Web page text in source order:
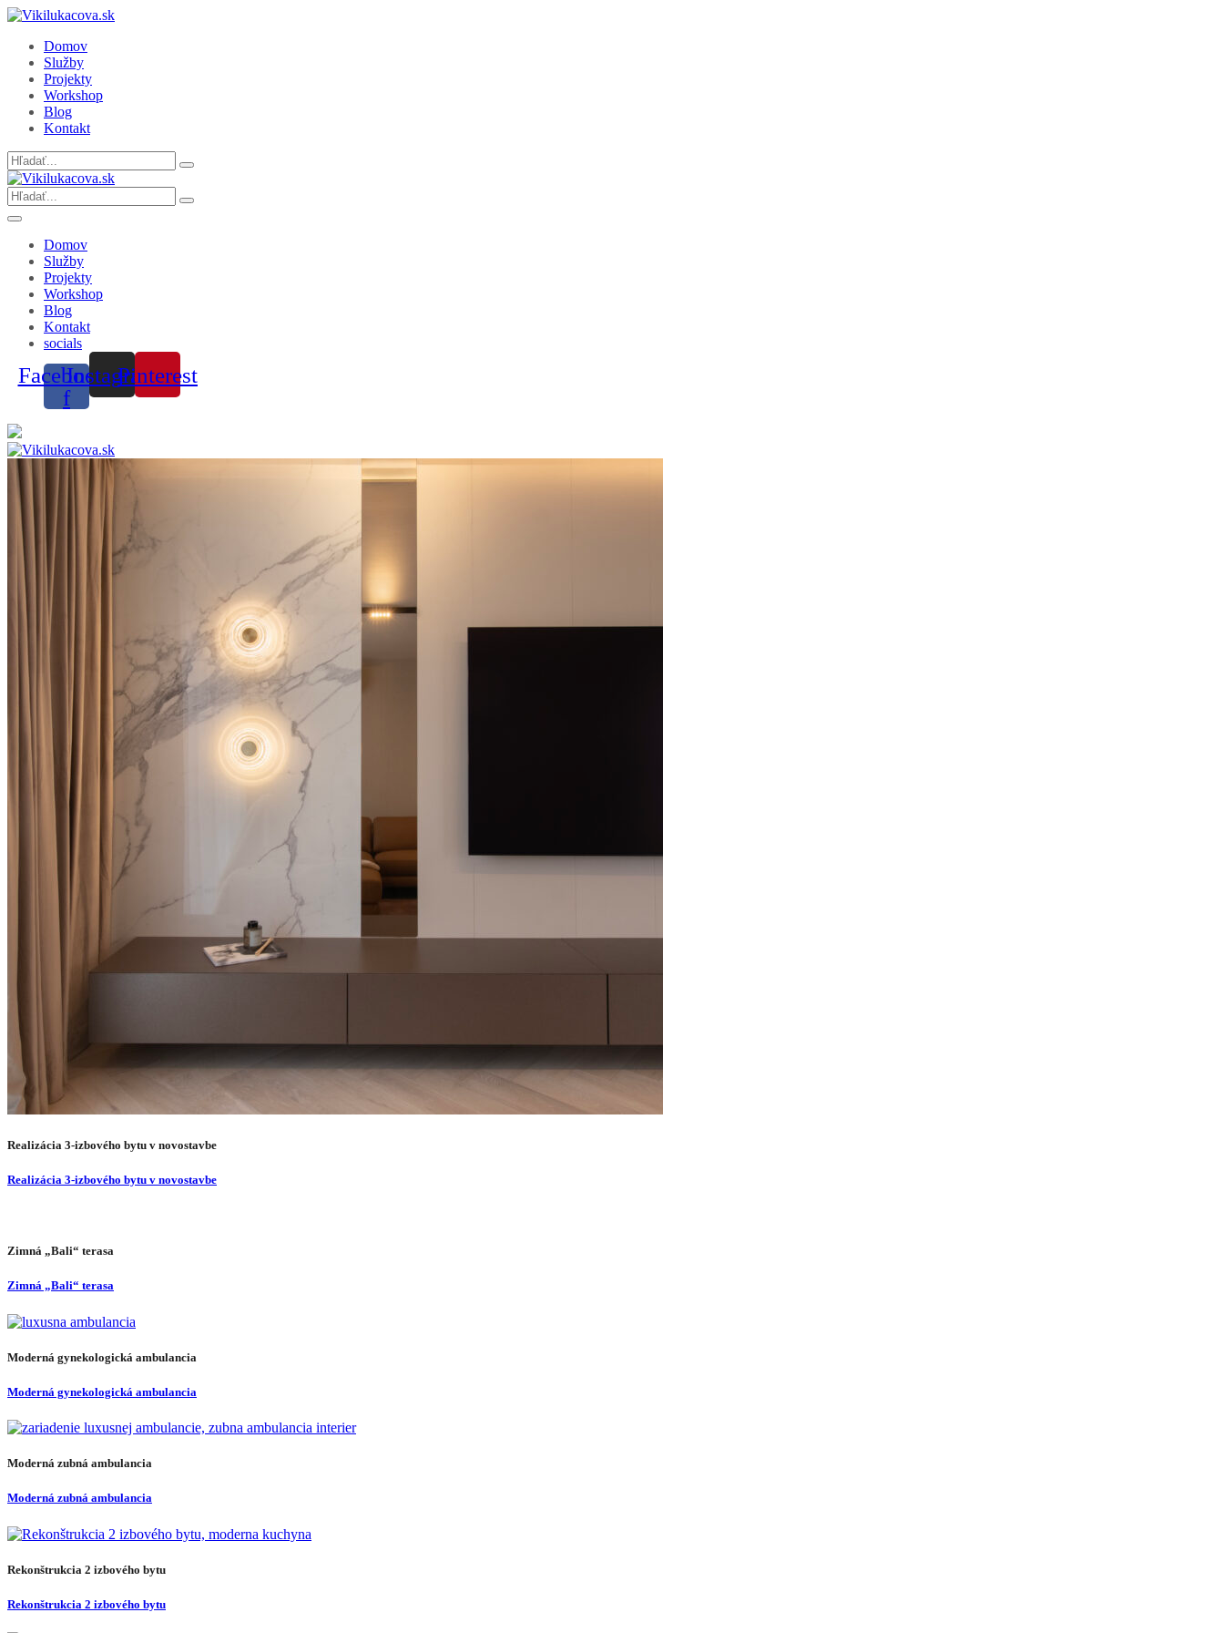
Domov
Služby
Projekty
Workshop
Blog
Kontakt
Search
for:
Search
for:
Domov
Služby
Projekty
Workshop
Blog
Kontakt
socials
Facebook-
f
InstagramPinterest
Realizácia 3-izbového bytu v novostavbe
Realizácia 3-izbového bytu v novostavbe
Zimná „Bali“ terasa
Zimná „Bali“ terasa
Moderná gynekologická ambulancia
Moderná gynekologická ambulancia
Moderná zubná ambulancia
Moderná zubná ambulancia
Rekonštrukcia 2 izbového bytu
Rekonštrukcia 2 izbového bytu